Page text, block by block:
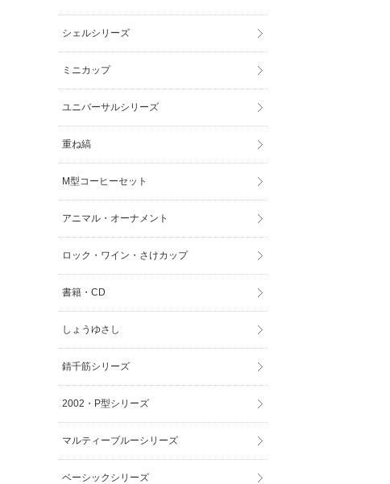
シェルシリーズ
ミニカップ
ユニバーサルシリーズ
重ね縞
M型コーヒーセット
アニマル・オーナメント
ロック・ワイン・さけカップ
書籍・CD
しょうゆさし
錆千筋シリーズ
2002・P型シリーズ
マルティーブルーシリーズ
ベーシックシリーズ